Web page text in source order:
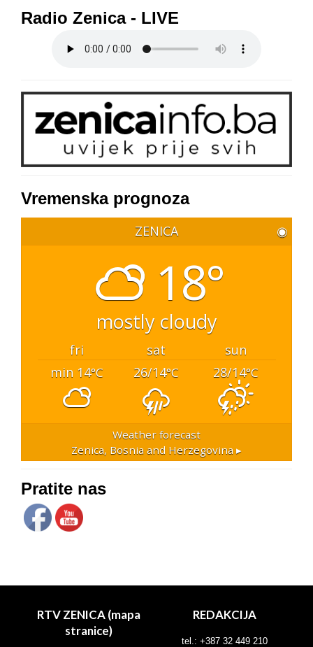
Radio Zenica - LIVE
Vremenska prognoza
ZENICA ◉
18°
mostly cloudy
fri sat
sun
min 14°C 26/14°C 28/14°C
Weather forecast
Zenica, Bosnia and Herzegovina ▸
Pratite nas
RTV ZENICA (mapa
stranice)
REDAKCIJA
tel.: +387 32 449 210